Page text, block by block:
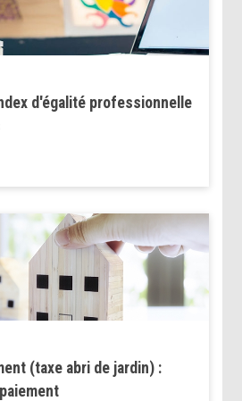
d'égalité professionnelle
(taxe abri de jardin) :